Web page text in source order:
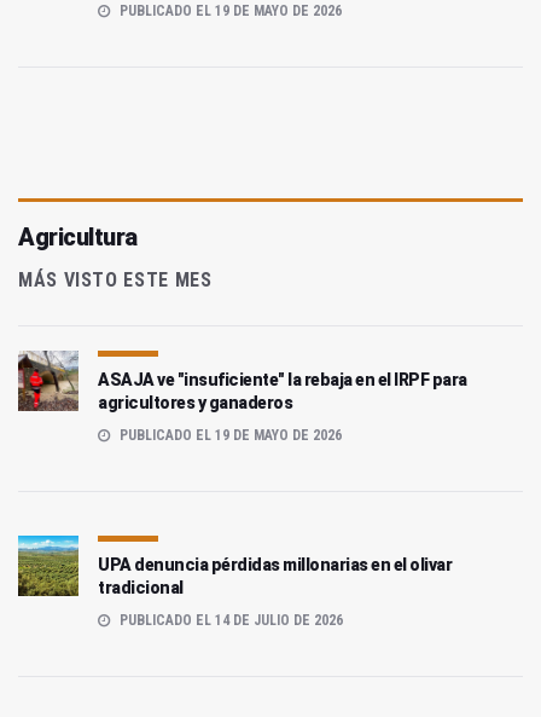
PUBLICADO EL 19 DE MAYO DE 2026
Agricultura
MÁS VISTO ESTE MES
ASAJA ve "insuficiente" la rebaja en el IRPF para
agricultores y ganaderos
PUBLICADO EL 19 DE MAYO DE 2026
UPA denuncia pérdidas millonarias en el olivar
tradicional
PUBLICADO EL 14 DE JULIO DE 2026